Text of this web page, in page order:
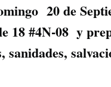
20 de
18 #4N-08 y